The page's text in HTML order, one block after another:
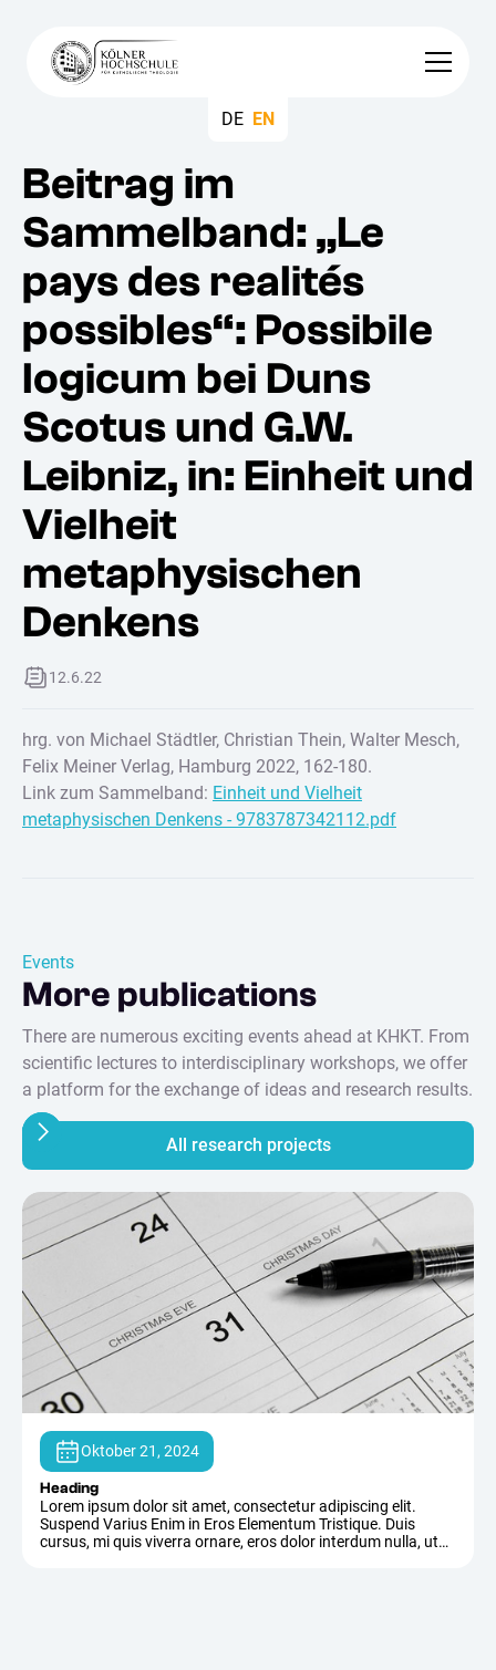
DE EN
Beitrag im
Sammelband: „Le
pays des realités
possibles“: Possibile
logicum bei Duns
Scotus und G.W.
Leibniz, in: Einheit und
Vielheit
metaphysischen
Denkens
12.6.22
hrg. von Michael Städtler, Christian Thein, Walter Mesch,
Felix Meiner Verlag, Hamburg 2022, 162-180.
Link zum Sammelband: Einheit und Vielheit
metaphysischen Denkens - 9783787342112.pdf
Events
More publications
There are numerous exciting events ahead at KHKT. From
scientific lectures to interdisciplinary workshops, we offer
a platform for the exchange of ideas and research results.
All research projects
Oktober 21, 2024
Heading
Lorem ipsum dolor sit amet, consectetur adipiscing elit.
Suspend Varius Enim in Eros Elementum Tristique. Duis
cursus, mi quis viverra ornare, eros dolor interdum nulla, ut